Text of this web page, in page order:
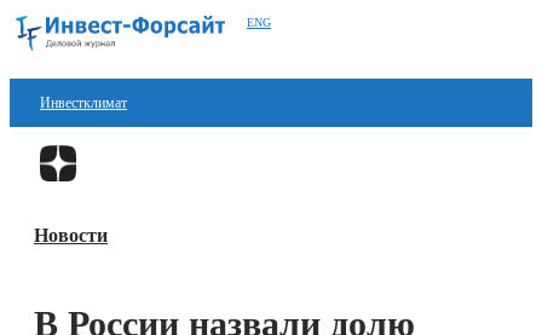
ENG
Инвестклимат
Финансы
Блокчейн
Новости
В России назвали долю